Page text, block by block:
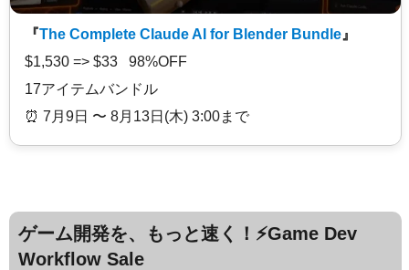
『The Complete Claude AI for Blender Bundle 』
$1,530 => $33 98%OFF
17アイテムバンドル
⏰️ 7月9日 〜 8月13日(木) 3:00まで
ゲーム開発を、もっと速く！⚡️Game Dev
Workflow Sale